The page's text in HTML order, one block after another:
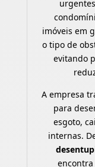
imóveis em
o tipo de
evitando
A empresa
para
esgoto,
internas.
encontra